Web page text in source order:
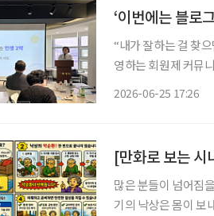
‘이번에는 블로
“내가 잘하는 걸 찾으면 반드시 돈이 됩니
영하는 회원제 커뮤
2026-06-25 17:26
[만화로 보는 시
많은 분들이 넘어짐
기의 낙상은 몸이 보